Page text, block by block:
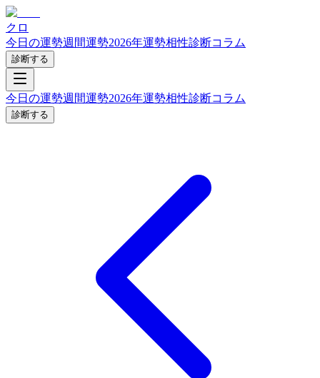
クロ
今日の運勢週間運勢2026年運勢相性診断コラム
診断する
今日の運勢週間運勢2026年運勢相性診断コラム
診断する